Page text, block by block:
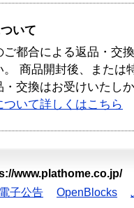
いて
ご都合による返品・交
。 商品開封後、または
・交換はお受けいたし
ついて詳しくはこちら
www.plathome.co.jp/
電子公告 OpenBlocks